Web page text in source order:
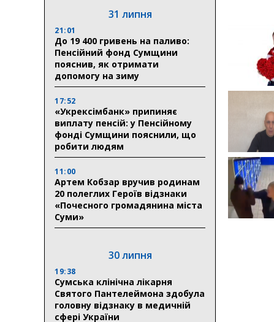
31 липня
21:01
До 19 400 гривень на паливо:
Пенсійний фонд Сумщини
пояснив, як отримати
допомогу на зиму
17:52
«Укрексімбанк» припиняє
виплату пенсій: у Пенсійному
фонді Сумщини пояснили, що
робити людям
11:00
Артем Кобзар вручив родинам
20 полеглих Героїв відзнаки
«Почесного громадянина міста
Суми»
30 липня
19:38
Сумська клінічна лікарня
Святого Пантелеймона здобула
головну відзнаку в медичній
сфері України